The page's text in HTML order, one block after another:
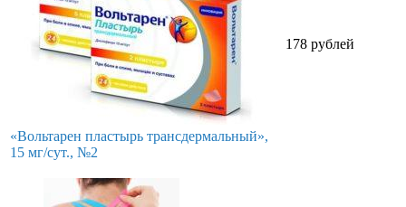
«Вольтарен пластырь трансдермальный»,
15 мг/сут., №2
178 рублей